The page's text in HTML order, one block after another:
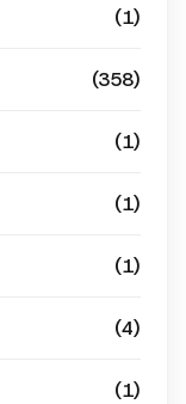
(1)
(358)
(1)
(1)
(1)
(4)
(1)